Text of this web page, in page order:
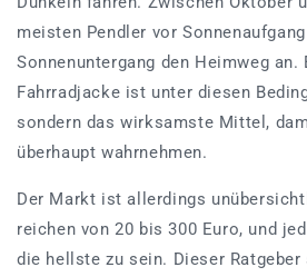
meisten Pendler vor
Sonnenuntergang den Heimweg
Fahrradjacke ist unter diesen
sondern das wirksamste Mittel,
überhaupt wahrnehmen.
Der Markt ist allerdings
reichen von 20 bis 300 Euro, und
die hellste zu sein. Dieser